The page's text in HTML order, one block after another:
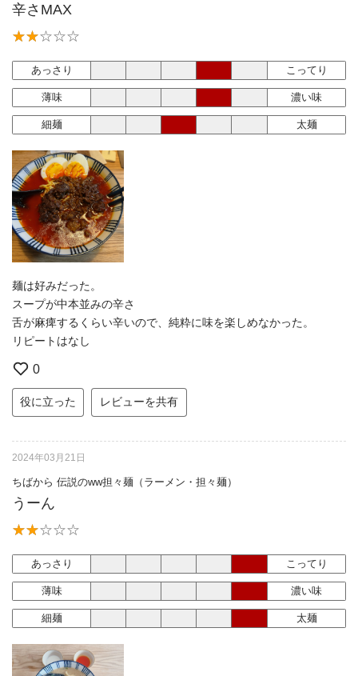
辛さMAX
あっさり こってり
薄味 濃い味
細麺 太麺
麺は好みだった。
スープが中本並みの辛さ
舌が麻痺するくらい辛いので、純粋に味を楽しめなかった。
リピートはなし
0
役に立った レビューを共有
2024年03月21日
ちばから 伝説のww担々麺（ラーメン・担々麺）
うーん
あっさり こってり
薄味 濃い味
細麺 太麺